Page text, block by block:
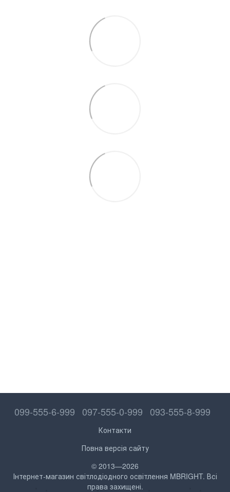
099-555-6-999 097-555-0-999 093-555-8-999
Контакти
Повна версія сайту
© 2013—2026
Інтернет-магазин світлодіодного освітлення MBRIGHT. Всі
права захищені.